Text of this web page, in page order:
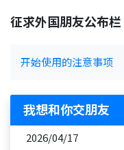
征求外国朋友公布栏
开始使用的注意事项
我想和你交朋友
2026/04/17